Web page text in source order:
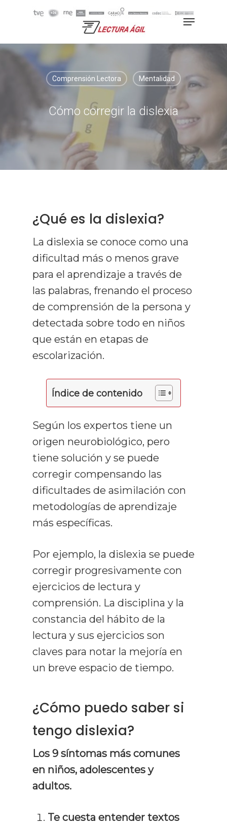
Hit enter to search or ESC to
close
Comprensión Lectora Mentalidad
Cómo corregir la dislexia
¿Qué es la dislexia?
La dislexia se conoce como una
dificultad más o menos grave
para el aprendizaje a través de
las palabras, frenando el proceso
de comprensión de la persona y
detectada sobre todo en niños
que están en etapas de
escolarización.
Índice de contenido
Según los expertos tiene un
origen neurobiológico, pero
tiene solución y se puede
corregir compensando las
dificultades de asimilación con
metodologías de aprendizaje
más específicas.
Por ejemplo, la dislexia se puede
corregir progresivamente con
ejercicios de lectura y
comprensión. La disciplina y la
constancia del hábito de la
lectura y sus ejercicios son
claves para notar la mejoría en
un breve espacio de tiempo.
¿Cómo puedo saber si
tengo dislexia?
Los 9 síntomas más comunes
en niños, adolescentes y
adultos.
Te cuesta entender textos